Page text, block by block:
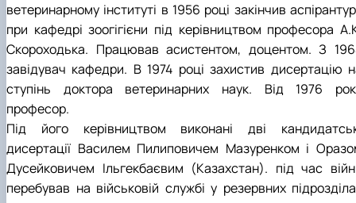
ветеринарному інституті в 1956 році закінчив
при кафедрі зоогігієни під керівництвом професора
Скороходька. Працював асистентом, доцентом. З
завідувач кафедри. В 1974 році захистив дисертацію
ступінь доктора ветеринарних наук. Від 1976
професор.
Під його керівництвом виконані дві
дисертації Василем Пилиповичем Мазуренком і
Дусейковичем Ільгекбаєвим (Казахстан). під час
перебував на військовій службі у резервних